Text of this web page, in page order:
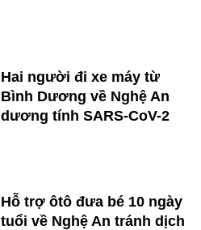
Hai người đi xe máy từ
Bình Dương về Nghệ An
dương tính SARS-CoV-2
Hỗ trợ ôtô đưa bé 10 ngày
tuổi về Nghệ An tránh dịch